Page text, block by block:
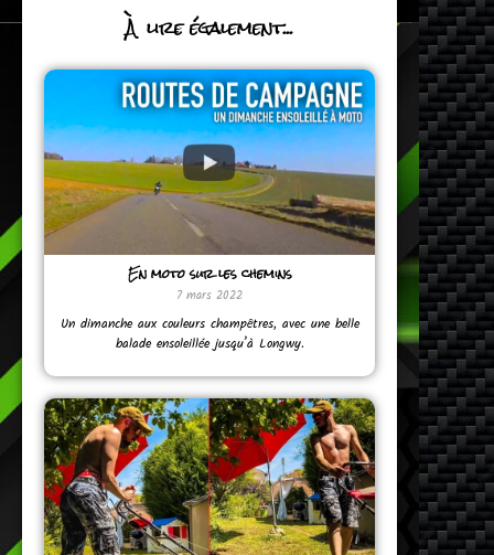
À lire également...
En moto sur les chemins
7 mars 2022
Un dimanche aux couleurs champêtres, avec une belle
balade ensoleillée jusqu’à Longwy.